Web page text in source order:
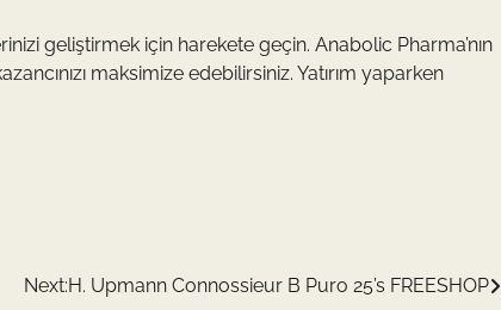
geliştirmek için harekete geçin. Anabolic Pharma’nın
maksimize edebilirsiniz. Yatırım yaparken
Next:H. Upmann Connossieur B Puro 25’s FREESHOP